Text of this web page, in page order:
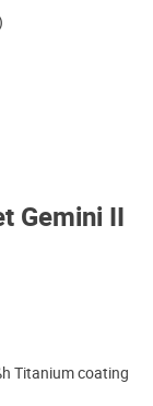
Gemini II
Titanium coating